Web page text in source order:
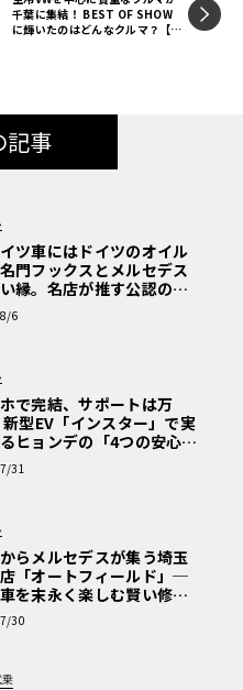
ンハウス後半全体をレザ
ブリオレ・ルーフ”と呼
することはできたが、そ
はなく、リアピラーから
った。
豪華なソファ調インテリ
ェイ・パワーシートを装
ションとしてアストロル
が、これはデビルでも選
）のV8を搭載し、1981年
筒数が変わるV8-6-4（14
が多く、翌年にはインジ
、135hp）に変更された。
千葉に集結！ BEST OF SHOW
に輝いたのはどんなクルマ？【1
記事
イツ車にはドイツのオイル
門フックスとメルセデス
縁。名店が推す公認の安
Cクラスで味わうシルキー
〈PR〉
6
で完結、サポートは万
型EV「インスター」で実
ヒョンデの「4つの安心」
回・ヒョンデ6つの疑問：
Hyundai?】〈PR〉
31
らメルセデスが集う埼玉
「オートフィールド」─
を末永く楽しむ賢い修理
プロがフックス製オイル
理由〈PR〉
30